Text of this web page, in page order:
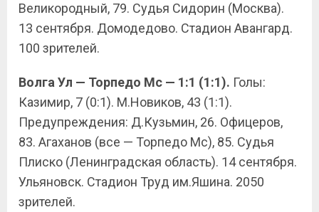
Великородный, 79. Судья Сидорин (Москва).
13 сентября. Домодедово. Стадион Авангард.
100 зрителей.
Волга Ул — Торпедо Мс — 1:1 (1:1). Голы:
Казимир, 7 (0:1). М.Новиков, 43 (1:1).
Предупреждения: Д.Кузьмин, 26. Офицеров,
83. Агаханов (все — Торпедо Мс), 85. Судья
Плиско (Ленинградская область). 14 сентября.
Ульяновск. Стадион Труд им.Яшина. 2050
зрителей.